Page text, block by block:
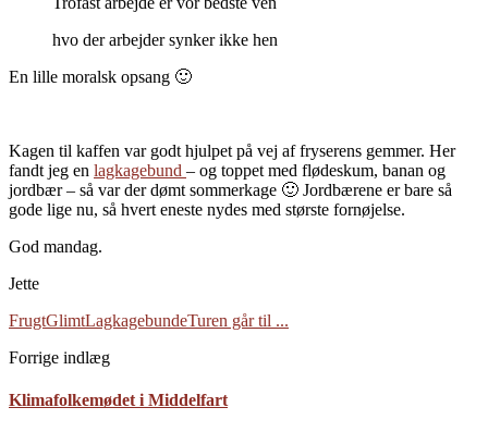
hvo der arbejder synker ikke hen
En lille moralsk opsang 🙂
Kagen til kaffen var godt hjulpet på vej af fryserens gemmer. Her
fandt jeg en lagkagebund – og toppet med flødeskum, banan og
jordbær – så var der dømt sommerkage 🙂 Jordbærene er bare så
gode lige nu, så hvert eneste nydes med største fornøjelse.
God mandag.
Jette
FrugtGlimtLagkagebundeTuren går til ...
Forrige indlæg
Klimafolkemødet i Middelfart